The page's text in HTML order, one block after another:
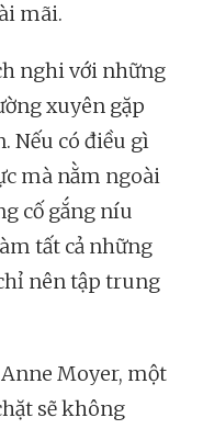
mãi.
nghi với những
xuyên gặp
Nếu có điều gì
mà nằm ngoài
cố gắng níu
tất cả những
nên tập trung
Moyer, một
sẽ không